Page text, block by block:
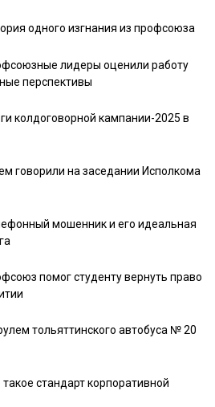
одного изгнания из профсоюза
лидеры оценили работу
перспективы
колдоговорной кампании-2025 в
говорили на заседании Исполкома
мошенник и его идеальная
помог студенту вернуть право
тольяттинского автобуса № 20
такое стандарт корпоративной